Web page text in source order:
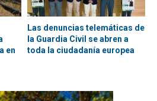
en
Las denuncias telemáticas de
la Guardia Civil se abren a
toda la ciudadanía europea